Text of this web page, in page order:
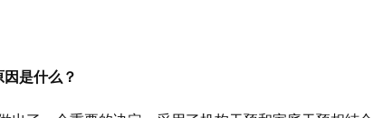
是什么？